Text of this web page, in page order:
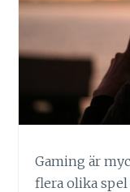
Gaming är
flera olika spel